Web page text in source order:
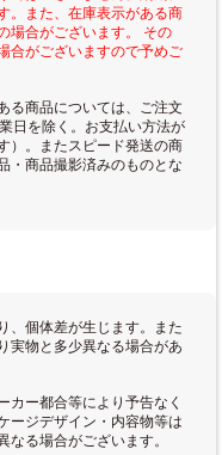
。また、在庫表示がある商
場合がございます。 その
合がございますので予めご
る商品については、ご注文
日を除く。お支払い方法が
）。またスピード発送の商
・商品撮影済みのものとな
、個体差が生じます。また
実物と多少異なる場合があ
ー都合等により予告なく
ージデザイン・内容物等は
る場合がございます。